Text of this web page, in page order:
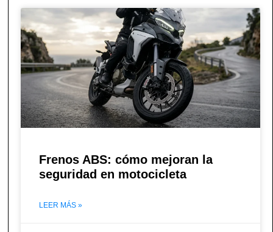
Frenos ABS: cómo mejoran la
seguridad en motocicleta
LEER MÁS »